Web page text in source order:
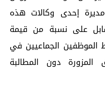
إحدى وكالات هذه
على نسبة من قيمة
الموظفين الجماعيين في
دون المطالبة